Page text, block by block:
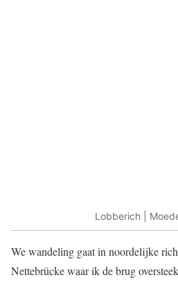
Lobberich |
We wandeling gaat in noordelijke
Nettebrücke waar ik de brug